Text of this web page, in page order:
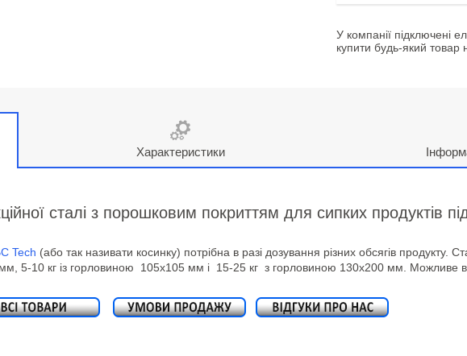
У компанії підключені
купити будь-який товар
Характеристики
сталі з порошковим покриттям для сипких продуктів
Tech (або так називати косинку) потрібна в разі дозування різних обсягів продукту.
мм, 5-10 кг із горловиною 105х105 мм і 15-25 кг з горловиною 130х200 мм. Можливе